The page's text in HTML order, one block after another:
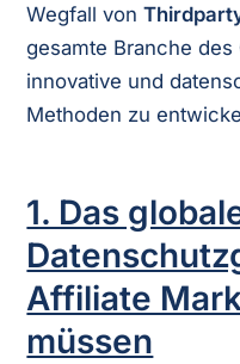
Wegfall von
gesamte Branche des
innovative und
Methoden zu
1. Das
Affiliate
müssen